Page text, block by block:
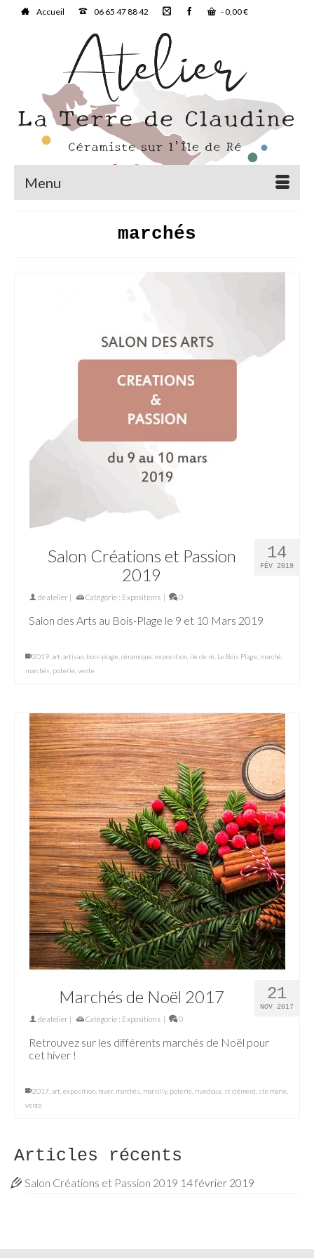
Accueil 06 65 47 88 42 -0,00€
Menu
marchés
14
FÉV 2019
Salon Créations et Passion
2019
deatelier | Catégorie : Expositions | 0
Salon des Arts au Bois-Plage le 9 et 10 Mars 2019
2019 art artisan bois-plage céramique exposition ile de ré Le Bois Plage marché
marchés poterie vente
21
NOV 2017
Marchés de Noël 2017
deatelier | Catégorie : Expositions | 0
Retrouvez sur les différents marchés de Noël pour
cet hiver !
2017 art exposition hiver, marchés marsilly, poterie rivedoux st clément ste marie
vente
Articles récents
Salon Créations et Passion 2019 14 février 2019